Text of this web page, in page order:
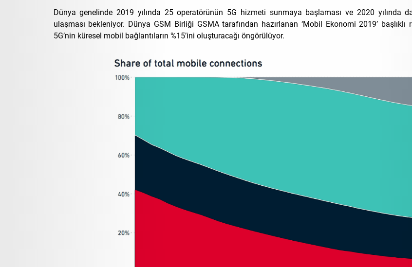
Dünya genelinde 2019 yılında 25 operatörünün 5G hizmeti sunmaya başlaması ve 2020 yılında
ulaşması bekleniyor. Dünya GSM Birliği GSMA tarafından hazırlanan ‘Mobil Ekonomi 2019’ başlıklı
5G’nin küresel mobil bağlantıların %15’ini oluşturacağı öngörülüyor.